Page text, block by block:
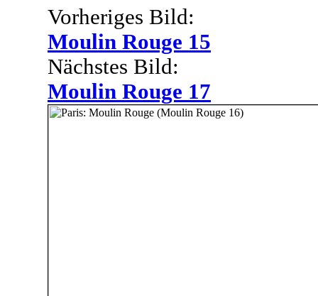
Vorheriges Bild:
Moulin Rouge 15
Nächstes Bild:
Moulin Rouge 17